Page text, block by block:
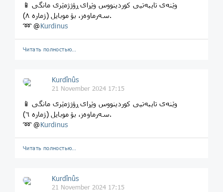
📱 وێنەی تایبەتیی کوردینووس وێڕای ڕۆژژمێری مانگی
سەرماوەز، بۆ موبایل (ژماره ٨).
➿ @Kurdinus
Читать полностью…
Kurdînûs
21 November 2024 17:15
📱 وێنەی تایبەتیی کوردینووس وێڕای ڕۆژژمێری مانگی
سەرماوەز، بۆ موبایل (ژماره ٦).
➿ @Kurdinus
Читать полностью…
Kurdînûs
21 November 2024 17:15